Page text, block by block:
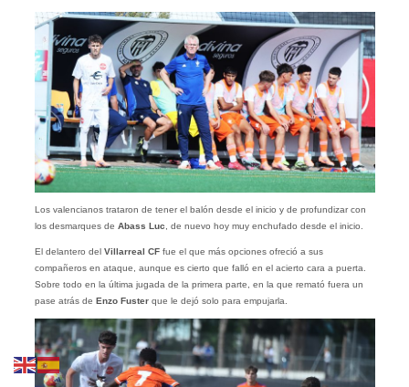
Los valencianos trataron de tener el balón desde el inicio y de profundizar con
los desmarques de Abass Luc , de nuevo hoy muy enchufado desde el inicio.
El delantero del Villarreal CF fue el que más opciones ofreció a sus
compañeros en ataque, aunque es cierto que falló en el acierto cara a puerta.
Sobre todo en la última jugada de la primera parte, en la que remató fuera un
pase atrás de Enzo Fusterque le dejó solo para empujarla.